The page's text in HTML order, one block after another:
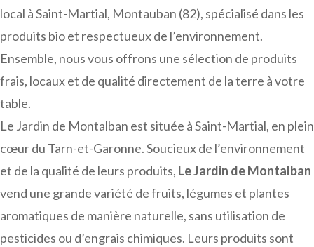
local à Saint-Martial, Montauban (82), spécialisé dans les
produits bio et respectueux de l’environnement.
Ensemble, nous vous offrons une sélection de produits
frais, locaux et de qualité directement de la terre à votre
table.
Le Jardin de Montalban est située à Saint-Martial, en plein
cœur du Tarn-et-Garonne. Soucieux de l’environnement
et de la qualité de leurs produits, Le Jardin de Montalban
vend une grande variété de fruits, légumes et plantes
aromatiques de manière naturelle, sans utilisation de
pesticides ou d’engrais chimiques. Leurs produits sont